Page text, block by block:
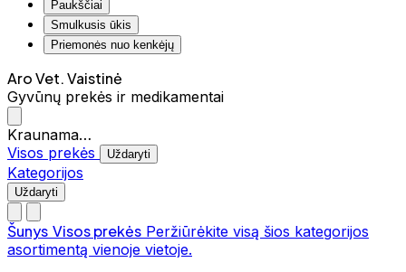
Paukščiai
Smulkusis ūkis
Priemonės nuo kenkėjų
Aro Vet. Vaistinė
Gyvūnų prekės ir medikamentai
Kraunama…
Visos prekės
Uždaryti
Kategorijos
Uždaryti
Šunys Visos prekės Peržiūrėkite visą šios kategorijos
asortimentą vienoje vietoje.